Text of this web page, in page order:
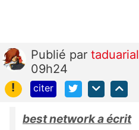
Publié par taduarial
09h24
!
citer
best network a écrit